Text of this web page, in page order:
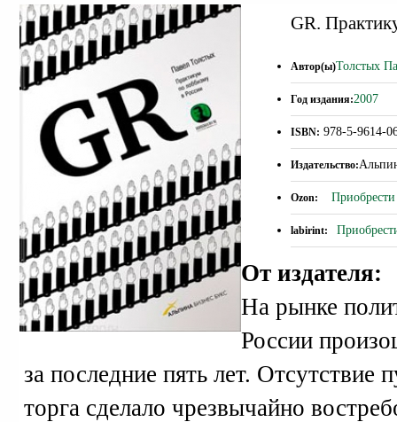
GR.
Автор(ы)Толстых
Год издания:2007
ISBN: 978-5-9614-
Издательство:
Ozon:
labirint:
От издателя:
На рынке
России
за последние пять лет. Отсутствие
торга сделало чрезвычайно